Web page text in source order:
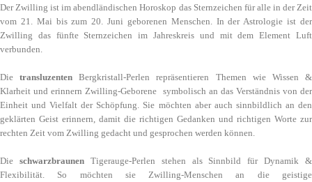
Der Zwilling ist im abendländischen Horoskop das Sternzeichen für alle in der Zeit
vom 21. Mai bis zum 20. Juni geborenen Menschen. In der Astrologie ist der
Zwilling das fünfte Sternzeichen im Jahreskreis und mit dem Element Luft
verbunden.
DietransluzentenBergkristall-Perlen repräsentieren Themen wie Wissen &
Klarheit und erinnern Zwilling-Geborene symbolisch an das Verständnis von der
Einheit und Vielfalt der Schöpfung. Sie möchten aber auch sinnbildlich an den
geklärten Geist erinnern, damit die richtigen Gedanken und richtigen Worte zur
rechten Zeit vom Zwilling gedacht und gesprochen werden können.
Die schwarzbraunen Tigerauge-Perlen stehen als Sinnbild für Dynamik &
Flexibilität. So möchten sie Zwilling-Menschen an die geistige